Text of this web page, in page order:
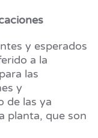
y esperados
a la
las
y
de las ya
planta, que son